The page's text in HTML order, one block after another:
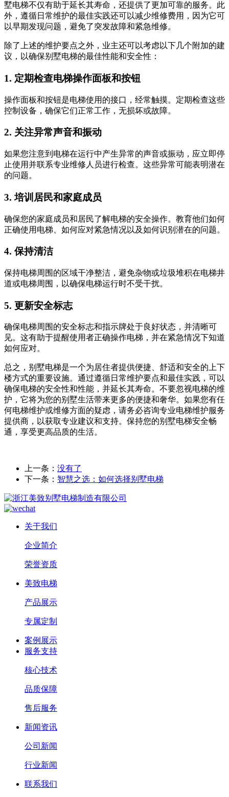
墅电梯不仅有助于延长其寿命，还提供了更加可靠的服务。此
外，遵循日常维护的最佳实践还可以减少维修费用，因为它可
以早期发现问题，避免了突发故障和紧急维修。
除了上述的维护要点之外，业主还可以考虑以下几个附加的建
议，以确保别墅电梯的最佳性能和安全性：
1. 定期检查电梯操作面板和按钮
操作面板和按钮是电梯使用的接口，经常触摸。定期检查这些
控制设备，确保它们正常工作，无损坏或故障。
2. 关注异常声音和振动
如果您注意到电梯在运行中产生异常的声音或振动，应立即停
止使用并联系专业维修人员进行检查。这些异常可能表明潜在
的问题。
3. 培训居民和家庭成员
确保您的家庭成员和居民了解电梯的安全操作。教育他们如何
正确使用电梯、如何应对紧急情况以及如何识别潜在的问题。
4. 保持清洁
保持电梯周围的区域干净整洁，避免杂物或垃圾堆积在电梯井
道或电梯周围，以确保电梯运行时不受干扰。
5. 更新安全标志
确保电梯周围的安全标志和指示牌处于良好状态，并清晰可
见。这有助于提醒使用者正确操作电梯，并在紧急情况下知道
如何应对。
总之，别墅电梯是一个为居住者提供便捷、舒适和安全的上下
楼方式的重要设施。通过遵循日常维护要点和最佳实践，可以
确保电梯的安全性和性能，并延长其寿命。不要忽视电梯的维
护，它将为您的别墅生活带来更多的便捷和奢华。如果您有任
何电梯维护或维修方面的疑虑，请务必咨询专业电梯维护服务
提供商，以获取专业建议和支持。保持您的别墅电梯安全畅
通，享受更高品质的生活。
上一条： 没有了
下一条： 智慧之选：如何选择别墅电梯
关于我们
企业简介
荣誉资质
美致电梯
产品展示
专属定制
案例展示
服务支持
核心技术
品质保障
售后服务
新闻资讯
公司新闻
行业新闻
联系我们